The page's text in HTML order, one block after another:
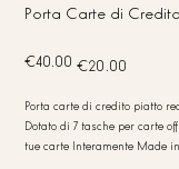
Porta Carte di
Original
price
€40.00 price
€20.00
Porta carte di credito piatto
Dotato di 7 tasche per carte
tue carte Interamente Made